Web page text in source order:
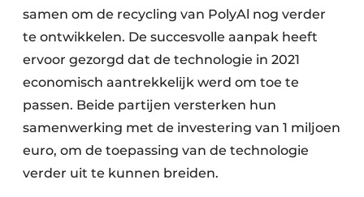
Elektronisch Afval
Glasrecyclage
Houtafval
Kunststofafval
Medisch afval
samen om de recycling van PolyAl nog verder
te ontwikkelen. De succesvolle aanpak heeft
ervoor gezorgd dat de technologie in 2021
economisch aantrekkelijk werd om toe te
passen. Beide partijen versterken hun
samenwerking met de investering van 1 miljoen
euro, om de toepassing van de technologie
verder uit te kunnen breiden.